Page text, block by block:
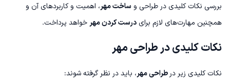
بررسی نکات کلیدی در طراحی وساخت مهر، اهمیت و کاربردهای آن و
همچنین مهارت‌های لازم برایدرست کردن مهر خواهد پرداخت.
نکات کلیدی در طراحی مهر
نکات کلیدی زیر درطراحی مهر، باید در نظر گرفته شوند: